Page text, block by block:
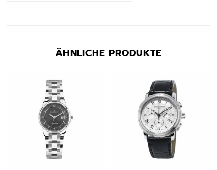
ÄHNLICHE PRODUKTE